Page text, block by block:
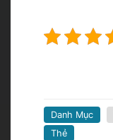
Danh Mục
Thẻ